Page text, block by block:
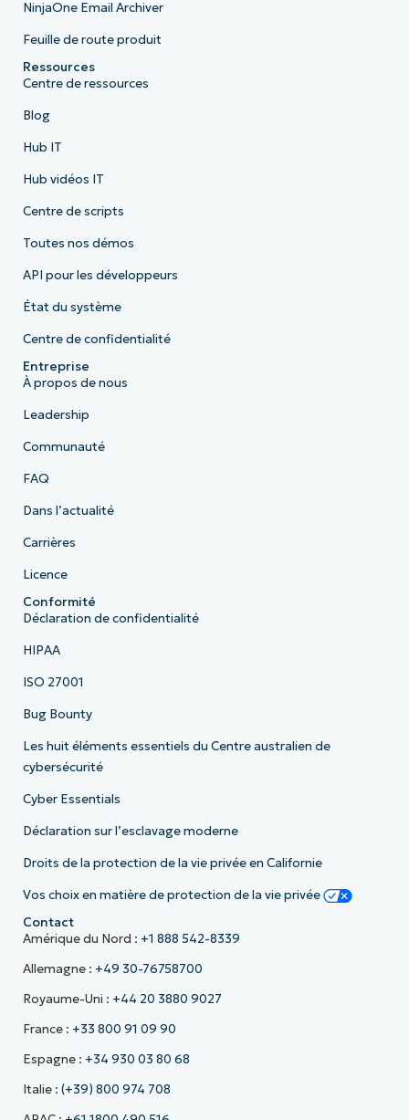
NinjaOne Email Archiver
Feuille de route produit
Ressources
Centre de ressources
Blog
Hub IT
Hub vidéos IT
Centre de scripts
Toutes nos démos
API pour les développeurs
État du système
Centre de confidentialité
Entreprise
À propos de nous
Leadership
Communauté
FAQ
Dans l’actualité
Carrières
Licence
Conformité
Déclaration de confidentialité
HIPAA
ISO 27001
Bug Bounty
Les huit éléments essentiels du Centre australien de
cybersécurité
Cyber Essentials
Déclaration sur l’esclavage moderne
Droits de la protection de la vie privée en Californie
Vos choix en matière de protection de la vie privée
Contact
Amérique du Nord : +1 888 542-8339
Allemagne : +49 30-76758700
Royaume-Uni : +44 20 3880 9027
France : +33 800 91 09 90
Espagne : +34 930 03 80 68
Italie : (+39) 800 974 708